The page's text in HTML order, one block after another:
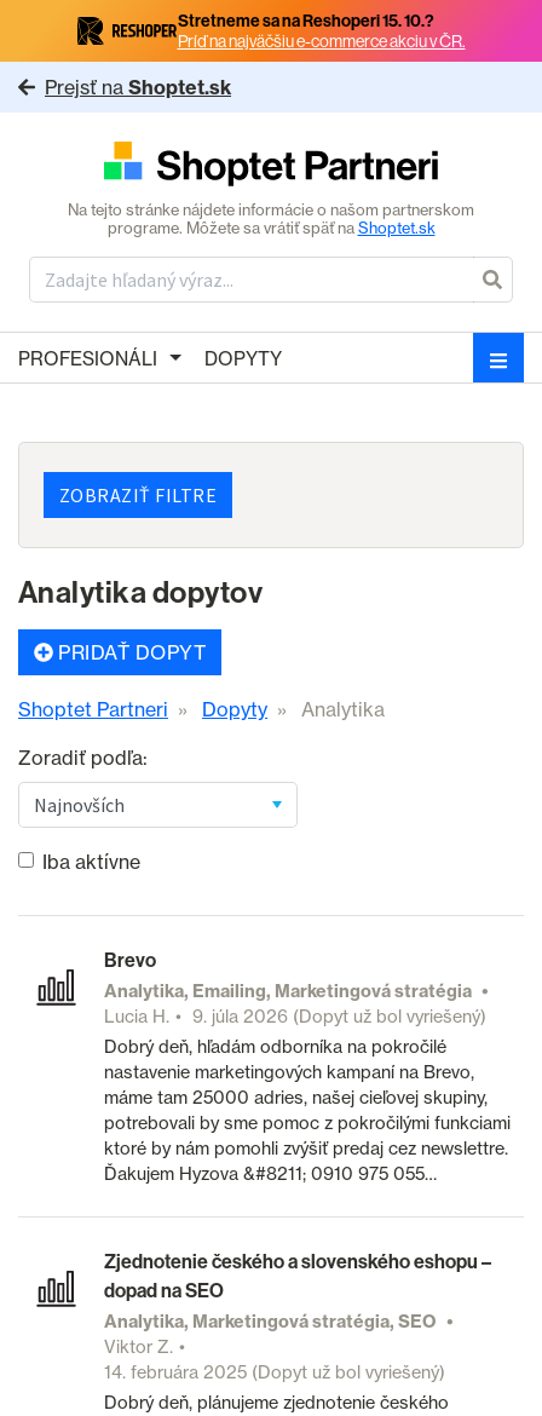
Stretneme sa na Reshoperi 15. 10.?
Príď na najväčšiu e-commerce akciu v ČR.
Prejsť na Shoptet.sk
Na tejto stránke nájdete informácie o našom partnerskom
programe. Môžete sa vrátiť späť naShoptet.sk
PROFESIONÁLI DOPYTY
ZOBRAZIŤ FILTRE
Analytika dopytov
PRIDAŤ DOPYT
Shoptet Partneri Dopyty
Analytika
Zoradiť podľa:
Iba aktívne
Brevo
Analytika, Emailing, Marketingová stratégia
Lucia H.
9. júla 2026(Dopyt už bol vyriešený)
Dobrý deň, hľadám odborníka na pokročilé
nastavenie marketingových kampaní na Brevo,
máme tam 25000 adries, našej cieľovej skupiny,
potrebovali by sme pomoc z pokročilými funkciami
ktoré by nám pomohli zvýšiť predaj cez newslettre.
Ďakujem Hyzova &#8211; 0910 975 055…
Zjednotenie českého a slovenského eshopu –
dopad na SEO
Analytika, Marketingová stratégia, SEO
Viktor Z.
14. februára 2025(Dopyt už bol vyriešený)
Dobrý deň, plánujeme zjednotenie českého